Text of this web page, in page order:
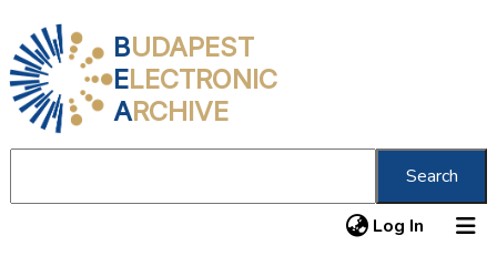
BUDAPEST
ELECTRONIC
ARCHIVE
Search
Log In (current)